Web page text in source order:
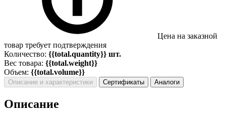
Цена на заказной
товар требует подтверждения
Количество: {{total.quantity}} шт.
Вес товара: {{total.weight}}
Объем: {{total.volume}}
Описание и характеристики Сертификаты Аналоги
Описание